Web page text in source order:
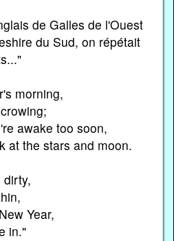
de Galles de l'Ouest
du Sud, on répétait
morning,
awake too soon,
at the stars and moon.
dirty,
Year,
in."